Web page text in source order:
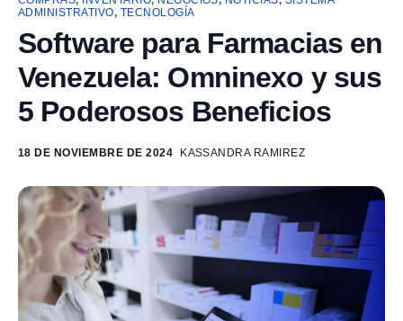
Servicios
Proyectos
Distribuidores
Artículos
ADMINISTRATIVO, TECNOLOGÍA
Software para Farmacias en
Venezuela: Omninexo y sus
5 Poderosos Beneficios
18 DE NOVIEMBRE DE 2024 KASSANDRA RAMIREZ